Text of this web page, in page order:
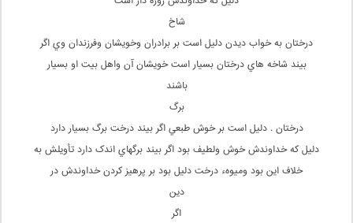
شاخ
درختان به خواب ديدن دليل است بر برادران وخويشان وفرزندان وي اگر
بيند شاخه هاي درختان بسيار است خويشان آن واهل بيت او بسيار
باشند
برگ
درختان . دليل است بر خوش طبعي اگر بيند درخت برگ بسيار دارد
دليل که خداوندش خوش ولطيف بود اگر بيند برگهاي اندک دارد تأويلش به
خلاف اين بود وميوهء درخت دليل بود بر پرهيز کردن خداوندش در
دين
اگر